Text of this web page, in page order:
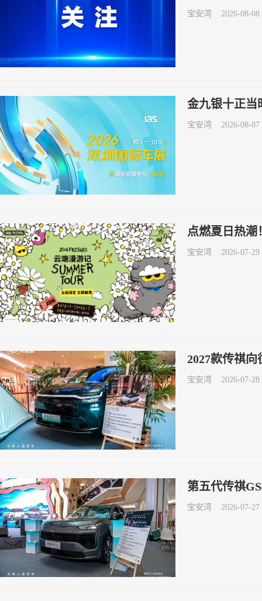
宝安湾 2026-08-08
金九银十正当
宝安湾 2026-08-07
点燃夏日热潮
宝安湾 2026-07-29
2027款传祺向
宝安湾 2026-07-28
第五代传祺
宝安湾 2026-07-27